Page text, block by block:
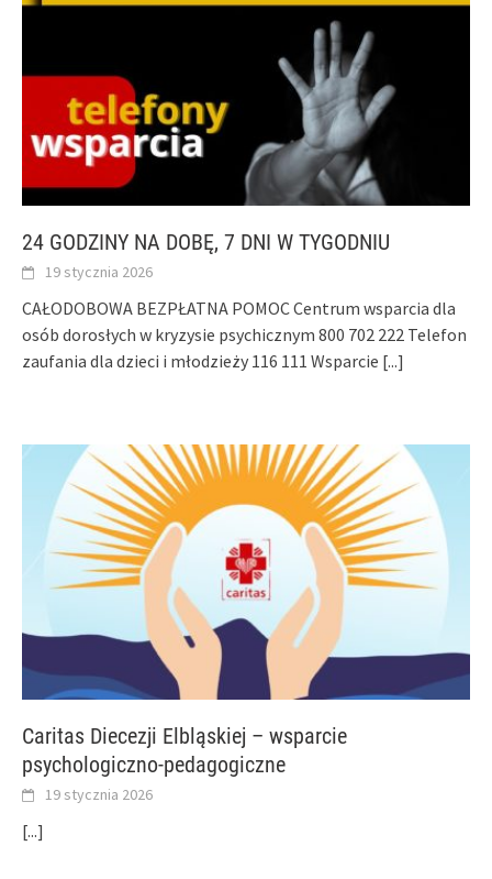
24 GODZINY NA DOBĘ, 7 DNI W TYGODNIU
19 stycznia 2026
CAŁODOBOWA BEZPŁATNA POMOC Centrum wsparcia dla
osób dorosłych w kryzysie psychicznym 800 702 222 Telefon
zaufania dla dzieci i młodzieży 116 111 Wsparcie [...]
Caritas Diecezji Elbląskiej – wsparcie
psychologiczno-pedagogiczne
19 stycznia 2026
[...]